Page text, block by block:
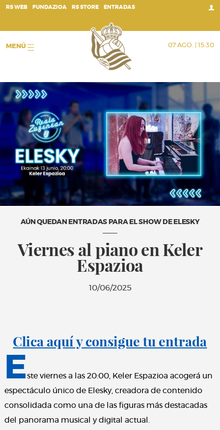
RS WEB FUNDAZIOA RS STORE ENTRADAS
MENÚ 07 AGO. | 15:30
AÚN QUEDAN ENTRADAS PARA EL SHOW DE ELESKY
Viernes al piano en Keler
Espazioa
10/06/2025
Clica aquí y consigue tu entrada
Este viernes a las 20:00, Keler Espazioa acogerá un
espectáculo único de Elesky, creadora de contenido
consolidada como una de las figuras más destacadas
del panorama musical y digital actual.